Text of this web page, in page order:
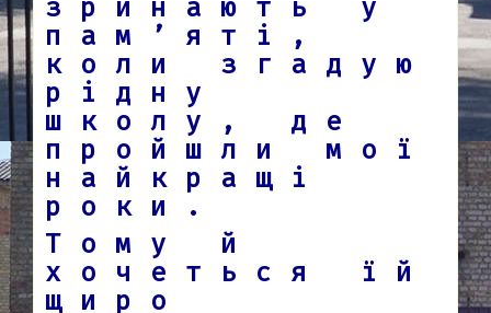
зринають у
пам’яті,
коли згадую
рідну
школу, де
пройшли мої
найкращі
роки.
Тому й
хочеться їй
щиро